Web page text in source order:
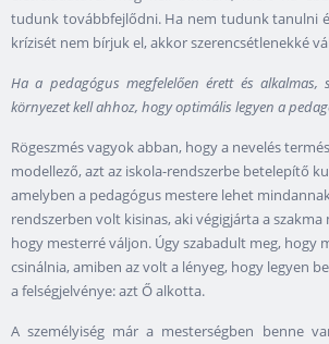
tudunk továbbfejlődni. Ha nem tudunk tanulni
krízisét nem bírjuk el, akkor szerencsétlenekké
Ha a pedagógus megfelelően érett és alkalmas,
környezet kell ahhoz, hogy optimális legyen a
Rögeszmés vagyok abban, hogy a nevelés
modellező, azt az iskola-rendszerbe betelepítő
amelyben a pedagógus mestere lehet
rendszerben volt kisinas, aki végigjárta a
hogy mesterré váljon. Úgy szabadult meg, hogy
csinálnia, amiben az volt a lényeg, hogy legyen
a felségjelvénye: azt Ő alkotta.
A személyiség már a mesterségben benne